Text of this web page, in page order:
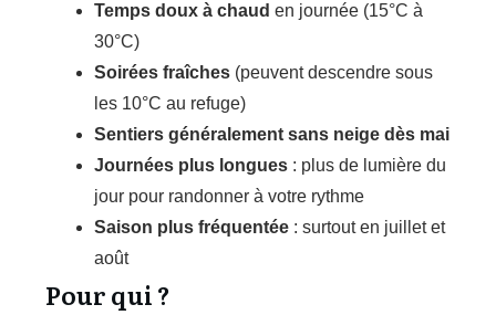
Temps doux à chaud en journée (15°C à
30°C)
Soirées fraîches (peuvent descendre sous
les 10°C au refuge)
Sentiers généralement sans neige dès mai
Journées plus longues : plus de lumière du
jour pour randonner à votre rythme
Saison plus fréquentée : surtout en juillet et
août
Pour qui ?